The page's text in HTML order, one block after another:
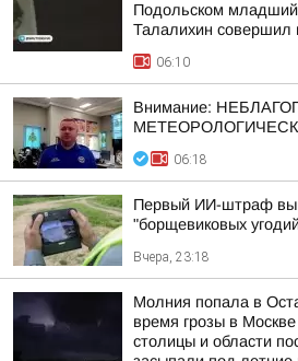
Подольском младший
Талалихин совершил
06:10
Внимание:
06:18
Первый ИИ-штраф
"борщевиковых
Вчера, 23:18
Молния попала в
время грозы в
столицы и области